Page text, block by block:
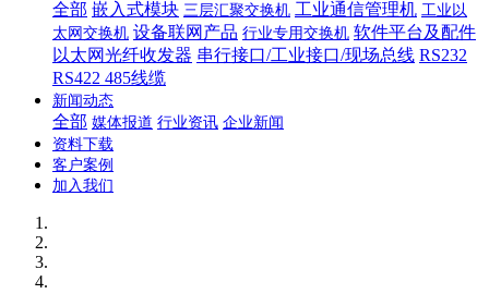
全部 嵌入式模块 三层汇聚交换机 工业通信管理机 工业以
太网交换机 设备联网产品 行业专用交换机 软件平台及配件
以太网光纤收发器 串行接口/工业接口/现场总线 RS232
RS422 485线缆
新闻动态
全部 媒体报道 行业资讯 企业新闻
资料下载
客户案例
加入我们